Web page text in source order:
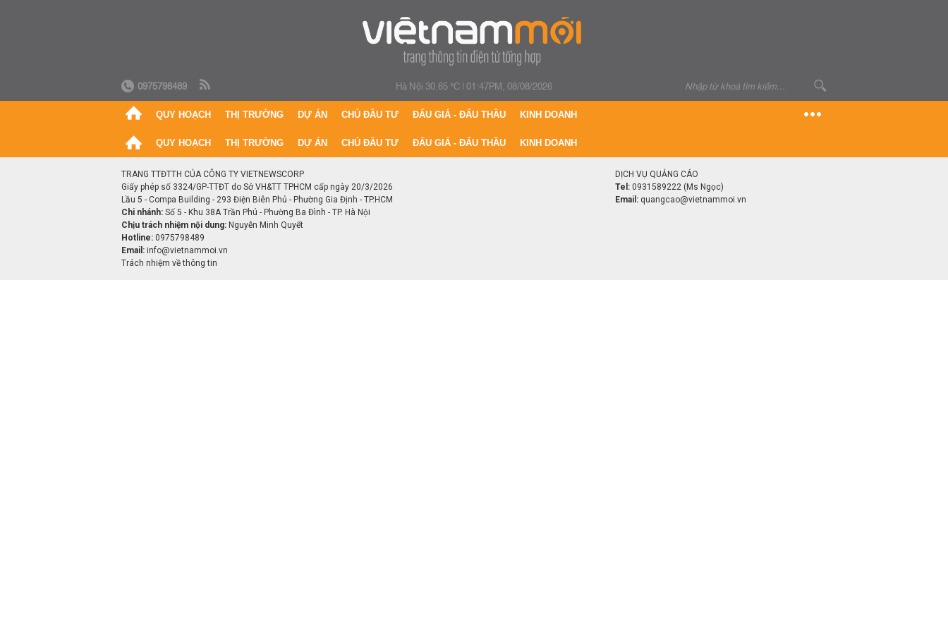
0975798489 Hà Nội 30.65 °C|01:47PM, 08/08/2026
QUY HOẠCH THỊ TRƯỜNG DỰ ÁN CHỦ ĐẦU TƯ ĐẤU GIÁ - ĐẤU THẦU KINH DOANH
QUY HOẠCH THỊ TRƯỜNG DỰ ÁN CHỦ ĐẦU TƯ ĐẤU GIÁ - ĐẤU THẦU KINH DOANH
TRANG TTĐTTH CỦA CÔNG TY VIETNEWSCORP
Giấy phép số 3324/GP-TTĐT do Sở VH&TT TPHCM cấp ngày 20/3/2026
Lầu 5 - Compa Building - 293 Điện Biên Phủ - Phường Gia Định - TP.HCM
Chi nhánh: Số 5 - Khu 38A Trần Phú - Phường Ba Đình - TP. Hà Nội
Chịu trách nhiệm nội dung: Nguyễn Minh Quyết
Hotline: 0975798489
Email: info@vietnammoi.vn
Trách nhiệm về thông tin
DỊCH VỤ QUẢNG CÁO
Tel: 0931589222 (Ms Ngọc)
Email: quangcao@vietnammoi.vn